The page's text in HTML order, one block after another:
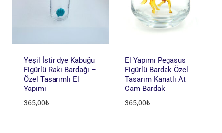
Yeşil İstiridye Kabuğu
Figürlü Rakı Bardağı –
Özel Tasarımlı El
Yapımı
365,00₺
El Yapımı Pegasus
Figürlü Bardak Özel
Tasarım Kanatlı At
Cam Bardak
365,00₺